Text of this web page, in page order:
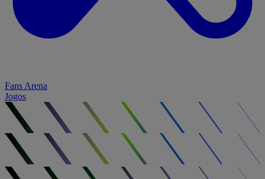
Fans Arena
Jogos